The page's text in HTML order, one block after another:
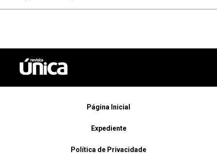
Página Inicial
Expediente
Política de Privacidade